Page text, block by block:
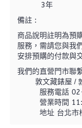
3年
備註 :
商品說明註明為預
服務，需請您與我
安排預購的付款與
我們的直營門市聯
敦文藏錶屋 /
服務電話 02-
營業時間
地址 台北市松